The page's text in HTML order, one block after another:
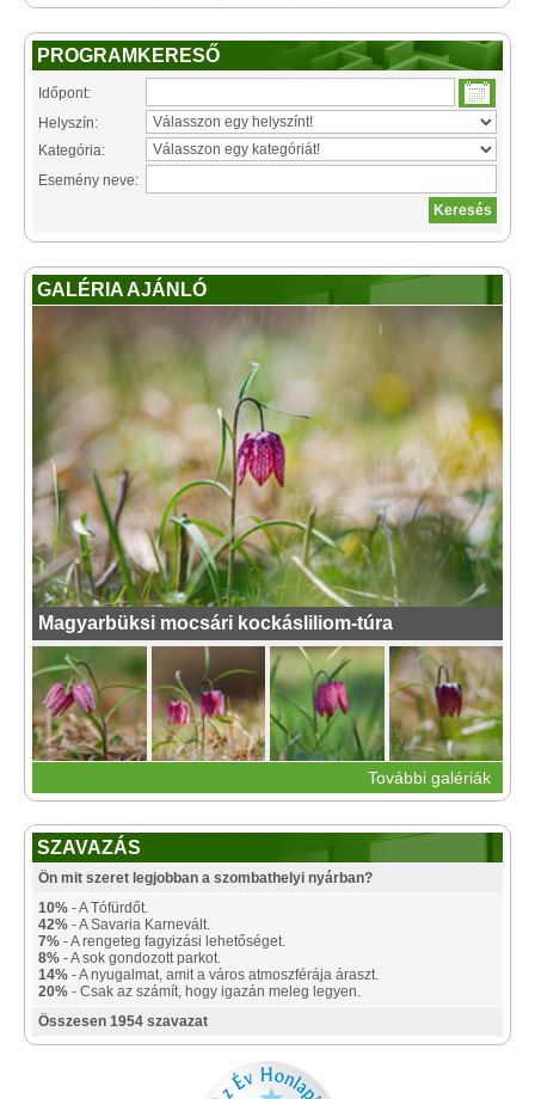
PROGRAMKERESŐ
Időpont:
Helyszín:
Kategória:
Esemény neve:
GALÉRIA AJÁNLÓ
Magyarbüksi mocsári kockásliliom-túra
További galériák
SZAVAZÁS
Ön mit szeret legjobban a szombathelyi nyárban?
10% - A Tófürdőt.
42% - A Savaria Karnevált.
7% - A rengeteg fagyizási lehetőséget.
8% - A sok gondozott parkot.
14% - A nyugalmat, amit a város atmoszférája áraszt.
20% - Csak az számít, hogy igazán meleg legyen.
Összesen 1954 szavazat